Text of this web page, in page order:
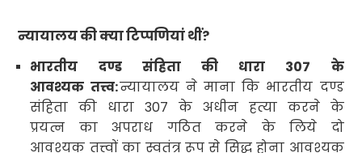
न्यायालय की क्या टिप्पणियां थीं?
भारतीय दण्ड संहिता की धारा 307 के
आवश्यक तत्त्व:न्यायालय ने माना कि भारतीय दण्ड
संहिता की धारा307के अधीन हत्या करने के
प्रयत्न का अपराध गठित करने के लिये दो
आवश्यक तत्त्वों का स्वतंत्र रूप से सिद्ध होना आवश्यक